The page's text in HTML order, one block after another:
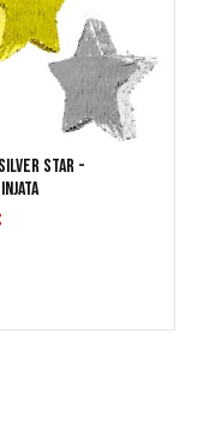
Star -